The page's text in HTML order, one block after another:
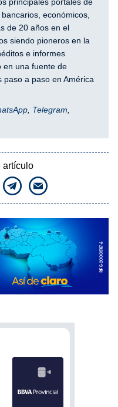
económicos,
de 20 años en el
siendo pioneros en la
e informes
en una fuente de
a paso en América
Telegram
artículo